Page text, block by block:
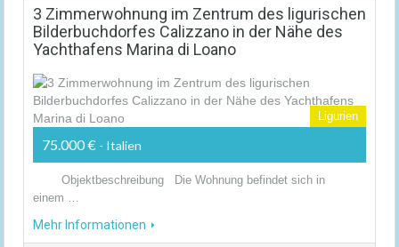
3 Zimmerwohnung im Zentrum des ligurischen
Bilderbuchdorfes Calizzano in der Nähe des
Yachthafens Marina di Loano
Ligurien
75.000 € - Italien
Objektbeschreibung Die Wohnung befindet sich in
einem …
Mehr Informationen